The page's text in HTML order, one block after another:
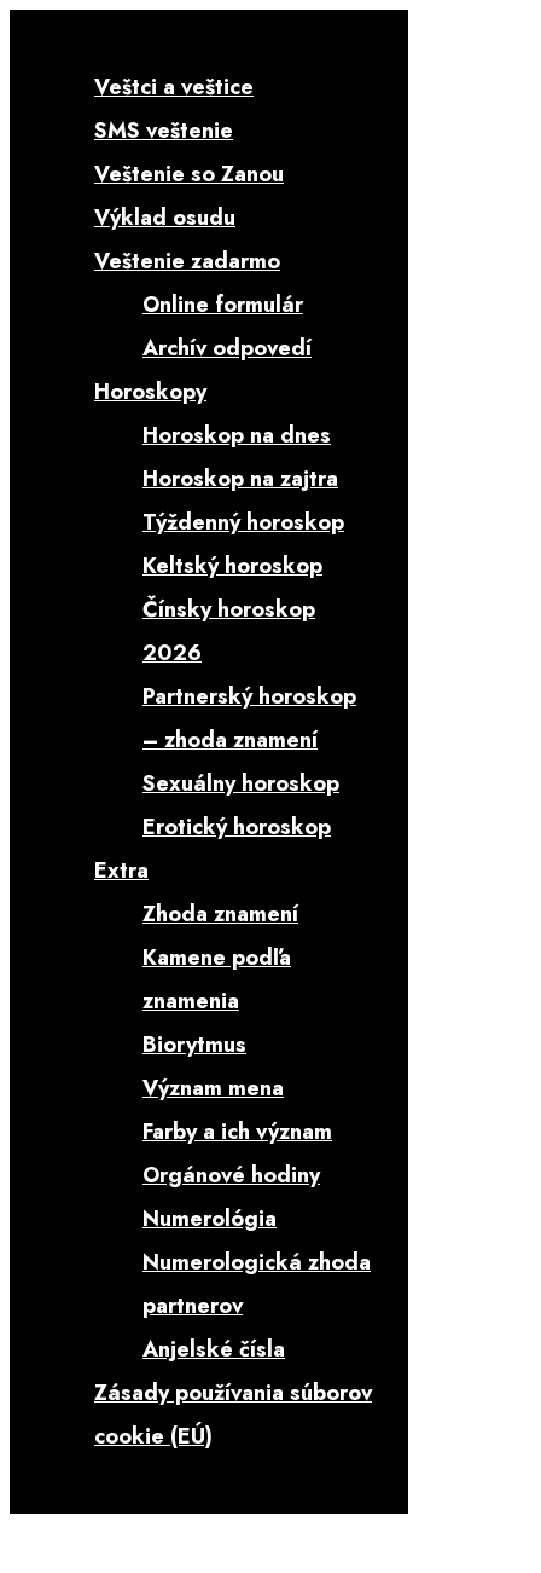
Veštci a veštice
SMS veštenie
Veštenie so Zanou
Výklad osudu
Veštenie zadarmo
Online formulár
Archív odpovedí
Horoskopy
Horoskop na dnes
Horoskop na zajtra
Týždenný horoskop
Keltský horoskop
Čínsky horoskop
2026
Partnerský horoskop
– zhoda znamení
Sexuálny horoskop
Erotický horoskop
Extra
Zhoda znamení
Kamene podľa
znamenia
Biorytmus
Význam mena
Farby a ich význam
Orgánové hodiny
Numerológia
Numerologická zhoda
partnerov
Anjelské čísla
Zásady používania súborov
cookie (EÚ)